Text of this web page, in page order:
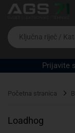
Ova postavka
cijene vašim
Da
biste
potražili
proizvod,
unesite
riječ,
EAN
Prijavite
Početna stranica
Loadhog